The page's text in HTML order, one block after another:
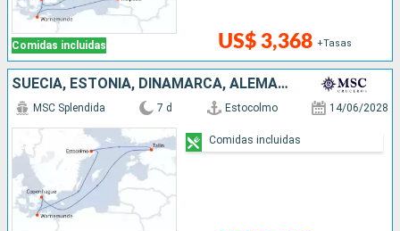
Comidas incluidas US$ 3,368 +Tasas
SUECIA, ESTONIA, DINAMARCA, ALEMANIA
MSC Splendida 7 d Estocolmo 14/06/2028
Comidas incluidas